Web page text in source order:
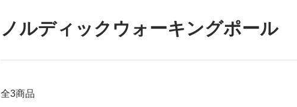
ノルディックウォーキングポール
全3商品